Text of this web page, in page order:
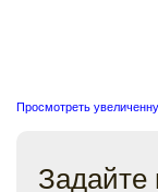
Просмотреть
Задайте